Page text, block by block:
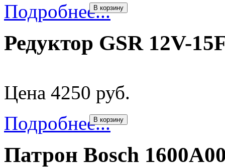
Подробнее...
В корзину
Редуктор GSR 12V-
Цена 4250 руб.
Подробнее...
В корзину
Патрон Bosch